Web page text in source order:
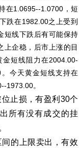
在1.0695--1.0700，短
跌在1982.00之上受到
短线下跌后有可能保持
上企稳，后市上涨的目
短线阻力在2004.00-
今天黄金短线支持在
1973.00。
止损，有盈利30个
所有没有成交的挂
的上限卖出，有效